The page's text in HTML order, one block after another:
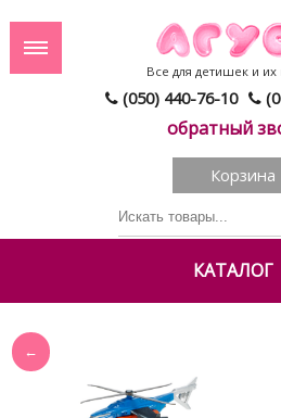
(050) 440-76-10
обратный
Все для детишек и
Корзина
КАТАЛОГ